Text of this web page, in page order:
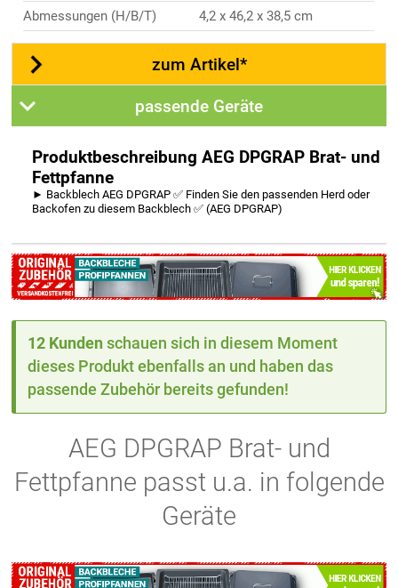
Abmessungen (H/B/T)
4,2 x 46,2 x 38,5 cm
zum Artikel*
passende Geräte
Produktbeschreibung AEG DPGRAP Brat- und
Fettpfanne
► Backblech AEG DPGRAP ✅ Finden Sie den passenden Herd oder
Backofen zu diesem Backblech ✅ (AEG DPGRAP)
12 Kunden schauen sich in diesem Moment
dieses Produkt ebenfalls an und haben das
passende Zubehör bereits gefunden!
AEG DPGRAP Brat- und
Fettpfanne passt u.a. in folgende
Geräte